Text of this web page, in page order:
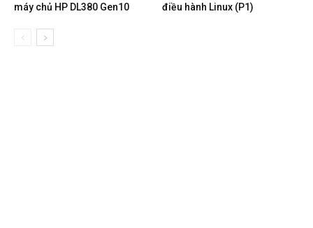
máy chủ HP DL380 Gen10
điều hành Linux (P1)